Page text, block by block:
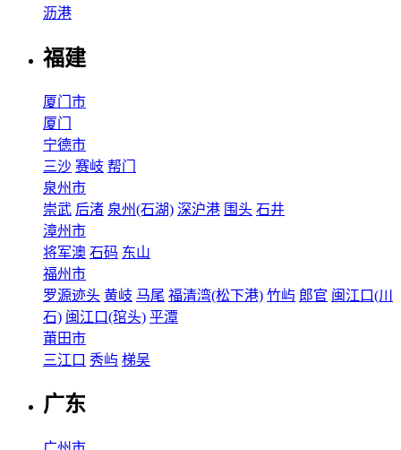
沥港
福建
厦门市
厦门
宁德市
三沙 赛岐 帮门
泉州市
崇武 后渚 泉州(石湖) 深沪港 围头 石井
漳州市
将军澳 石码 东山
福州市
罗源迹头 黄岐 马尾 福清湾(松下港) 竹屿 郎官 闽江口(川
石) 闽江口(琯头) 平潭
莆田市
三江口 秀屿 梯吴
广东